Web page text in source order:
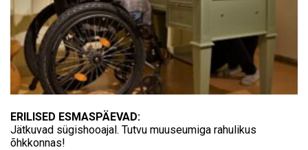
ERILISED ESMASPÄEVAD:
Jätkuvad sügishooajal. Tutvu muuseumiga rahulikus
õhkkonnas!